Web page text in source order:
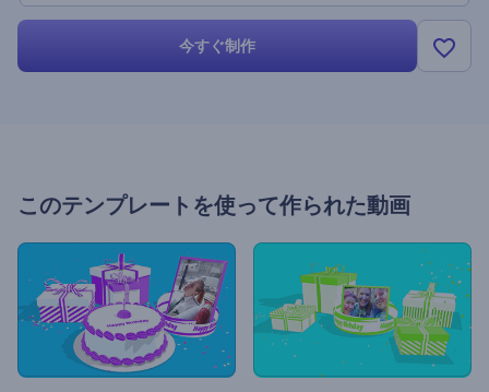
今すぐ制作
このテンプレートを使って作られた動画